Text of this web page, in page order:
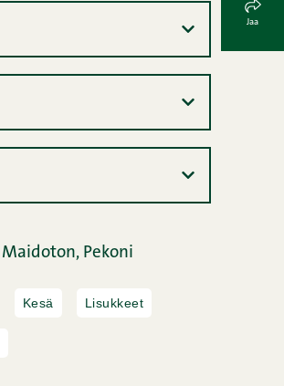
Maidoton, Pekoni
Kesä Lisukkeet
Jaa